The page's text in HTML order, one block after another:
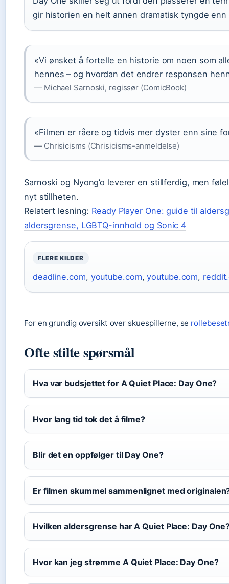
gir historien en helt annen dramatisk tyngde
«Vi ønsket å fortelle en historie om noen som
hennes – og hvordan det endrer responsen
— Michael Sarnoski, regissør (ComicBook)
«Filmen er råere og tidvis mer dyster enn sine
— Chrisicisms (Chrisicisms-anmeldelse)
Sarnoski og Nyong’o leverer en stillferdig, men
nyt stillheten.
Relatert lesning: Ready Player One: guide til
aldersgrense, LGBTQ-innhold og Sonic 4
FLERE KILDER
deadline.com, youtube.com,youtube.com,
For en grundig oversikt over skuespillerne, se
Ofte stilte spørsmål
Hva var budsjettet for A Quiet Place: Day One?
Hvor lang tid tok det å filme?
Blir det en oppfølger til Day One?
Er filmen skummel sammenlignet med
Hvilken aldersgrense har A Quiet Place: Day
Hvor kan jeg strømme A Quiet Place: Day One?